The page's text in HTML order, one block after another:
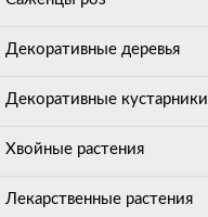
Декоративные деревья
Декоративные кустарники
Хвойные растения
Лекарственные растения